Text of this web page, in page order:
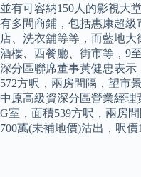
並有可容納150人的影視大
有多間商鋪，包括惠康超級
店、洗衣舖等等，而藍地大
酒樓、西餐廳、街市等，9
深分區聯席董事黃健忠表
572方呎，兩房間隔，望市
中原高級資深分區營業經
G室，面積539方呎，兩房
700萬(未補地價)沽出，呎價